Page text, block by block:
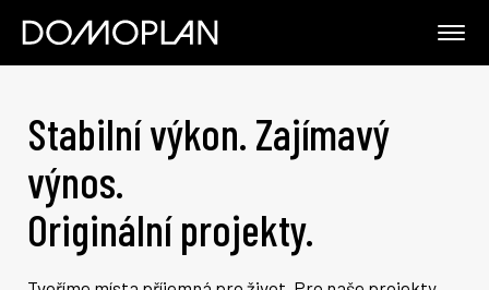
Stabilní výkon. Zajímavý
výnos.
Originální projekty.